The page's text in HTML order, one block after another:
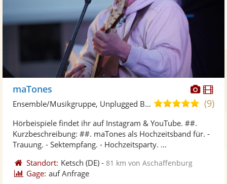
maTones
5,0(9)
Ensemble/Musikgruppe, Unplugged Band/Akustik Band
Hörbeispiele findet ihr auf Instagram & YouTube. ##.
Kurzbeschreibung: ##. maTones als Hochzeitsband für. -
Trauung. - Sektempfang. - Hochzeitsparty. ...
Standort: Ketsch (DE) -81 km von Aschaffenburg
Gage: auf Anfrage